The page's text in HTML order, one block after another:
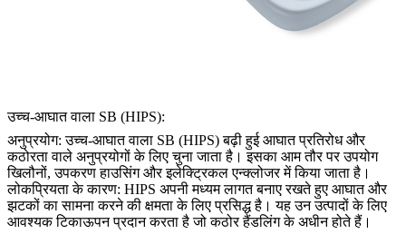
उच्च-आघात वाला SB (HIPS):
अनुप्रयोग: उच्च-आघात वाला SB (HIPS) बढ़ी हुई आघात प्रतिरोध और
कठोरता वाले अनुप्रयोगों के लिए चुना जाता है। इसका आम तौर पर उपयोग
खिलौनों, उपकरण हाउसिंग और इलेक्ट्रिकल एन्क्लोजर में किया जाता है।
लोकप्रियता के कारण: HIPS अपनी मध्यम लागत बनाए रखते हुए आघात और
झटकों का सामना करने की क्षमता के लिए प्रसिद्ध है। यह उन उत्पादों के लिए
आवश्यक टिकाऊपन प्रदान करता है जो कठोर हैंडलिंग के अधीन होते हैं।